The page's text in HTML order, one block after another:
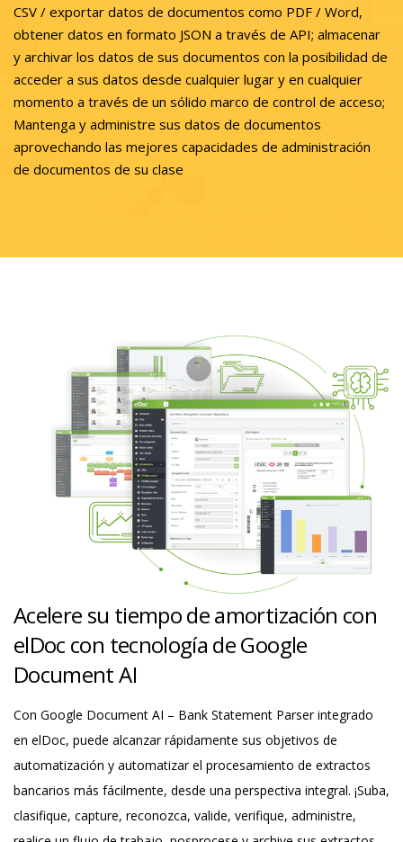
CSV / exportar datos de documentos como PDF / Word,
obtener datos en formato JSON a través de API; almacenar
y archivar los datos de sus documentos con la posibilidad de
acceder a sus datos desde cualquier lugar y en cualquier
momento a través de un sólido marco de control de acceso;
Mantenga y administre sus datos de documentos
aprovechando las mejores capacidades de administración
de documentos de su clase
Acelere su tiempo de amortización con
elDoc con tecnología de Google
Document AI
Con Google Document AI – Bank Statement Parser integrado
en elDoc, puede alcanzar rápidamente sus objetivos de
automatización y automatizar el procesamiento de extractos
bancarios más fácilmente, desde una perspectiva integral. ¡Suba,
clasifique, capture, reconozca, valide, verifique, administre,